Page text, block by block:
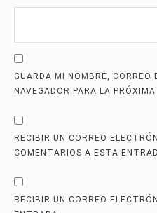
GUARDA MI NOMBRE, CORREO
NAVEGADOR PARA LA
RECIBIR UN CORREO
COMENTARIOS A ESTA
RECIBIR UN CORREO